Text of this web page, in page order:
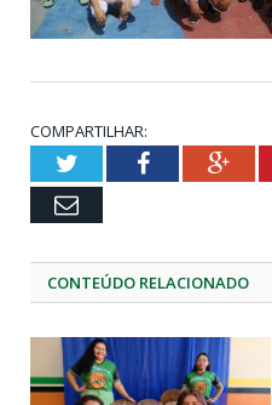
COMPARTILHAR:
TwitterFacebook
Email
CONTEÚDO RELACIONADO